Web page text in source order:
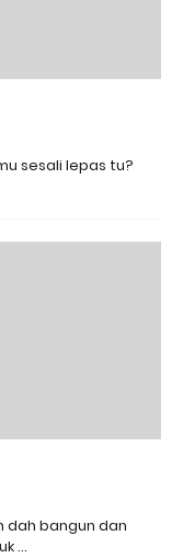
sesali lepas tu?
dah bangun dan
…